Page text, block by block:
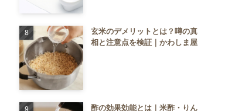
玄米のデメリットとは？噂の真
相と注意点を検証｜かわしま屋
酢の効果効能とは｜米酢・りん